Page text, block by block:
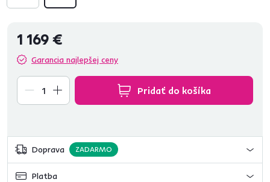
1 169 €
Garancia najlepšej ceny
Pridať do košíka
Doprava ZADARMO
Platba